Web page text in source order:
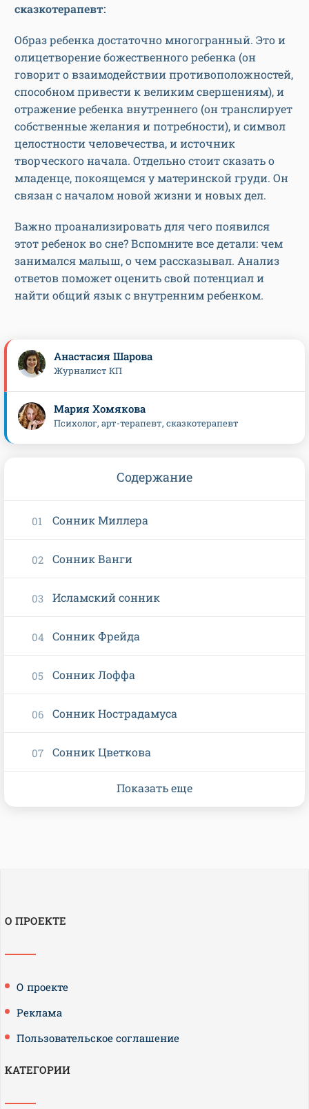
сказкотерапевт:
Образ ребенка достаточно многогранный. Это и
олицетворение божественного ребенка (он
говорит о взаимодействии противоположностей,
способном привести к великим свершениям), и
отражение ребенка внутреннего (он транслирует
собственные желания и потребности), и символ
целостности человечества, и источник
творческого начала. Отдельно стоит сказать о
младенце, покоящемся у материнской груди. Он
связан с началом новой жизни и новых дел.
Важно проанализировать для чего появился
этот ребенок во сне? Вспомните все детали: чем
занимался малыш, о чем рассказывал. Анализ
ответов поможет оценить свой потенциал и
найти общий язык с внутренним ребенком.
Анастасия Шарова
Журналист КП
Мария Хомякова
Психолог, арт-терапевт, сказкотерапевт
Содержание
Сонник Миллера
Сонник Ванги
Исламский сонник
Сонник Фрейда
Сонник Лоффа
Сонник Нострадамуса
Сонник Цветкова
Показать еще
О ПРОЕКТЕ
О проекте
Реклама
Пользовательское соглашение
КАТЕГОРИИ